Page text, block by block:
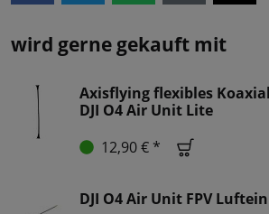
wird gerne gekauft mit
Axisflying flexibles
DJI O4 Air Unit Lite
12,90 € *
DJI O4 Air Unit FPV